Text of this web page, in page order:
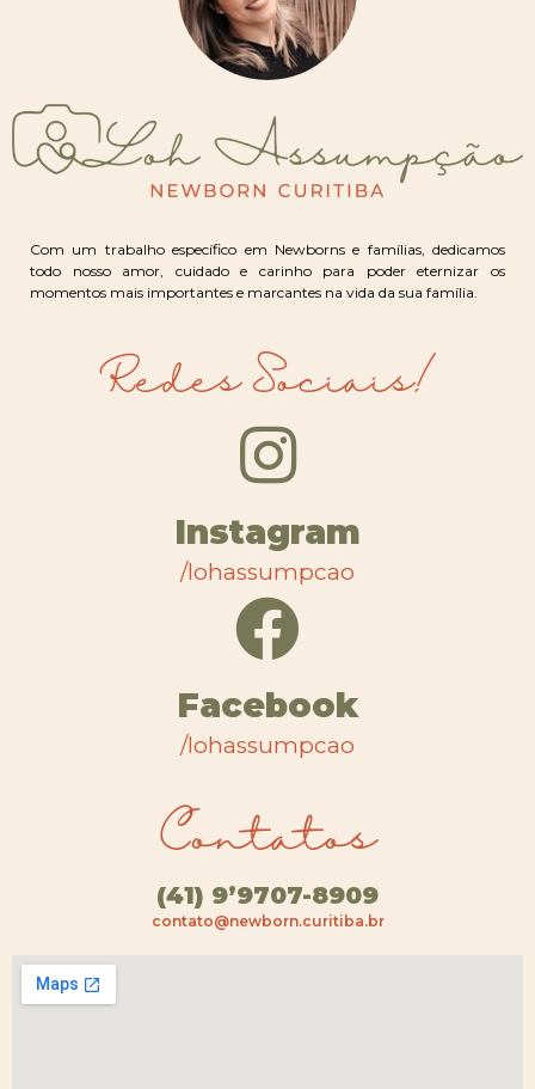
Com um trabalho específico em Newborns e famílias, dedicamos
todo nosso amor, cuidado e carinho para poder eternizar os
momentos mais importantes e marcantes na vida da sua família.
Redes Sociais!
Instagram
/lohassumpcao
Facebook
/lohassumpcao
Contatos
(41) 9’9707-8909
contato@newborn.curitiba.br